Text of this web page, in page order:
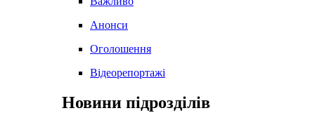
Анонси
Оголошення
Відеорепортажі
Новини підрозділів